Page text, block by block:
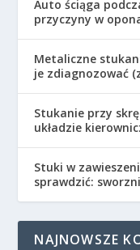
Auto ściąga
przyczyny w
Metaliczne
je zdiagnozować
Stukanie przy
układzie
Stuki w
sprawdzić:
NAJNOWSZE